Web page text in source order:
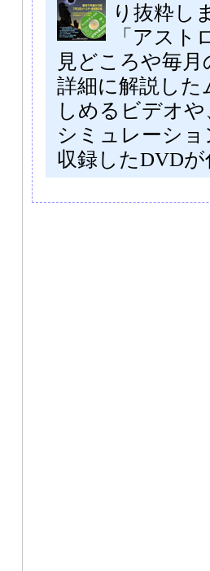
り抜粋し
「アスト
見どころや毎
詳細に解説した
しめるビデオ
シミュレーシ
収録したDVDが